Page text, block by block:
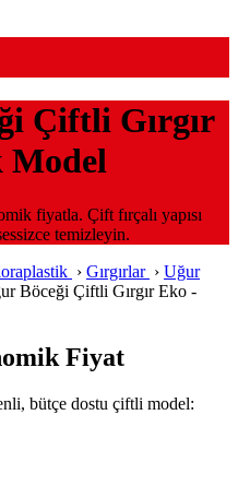
Çiftli Gırgır
Model
fiyatla. Çift fırçalı yapısı
temizleyin.
› Gırgırlar › Uğur
Böceği Çiftli Gırgır Eko -
Fiyat
bütçe dostu çiftli model: